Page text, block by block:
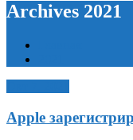
Archives 2021
Apple